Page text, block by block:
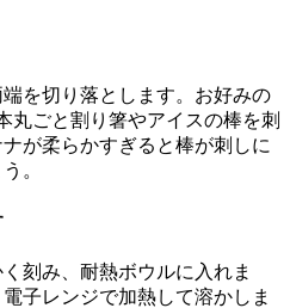
を切り落とします。お好みの
丸ごと割り箸やアイスの棒を刺
が柔らかすぎると棒が刺しに
。
刻み、耐熱ボウルに入れま
子レンジで加熱して溶かしま